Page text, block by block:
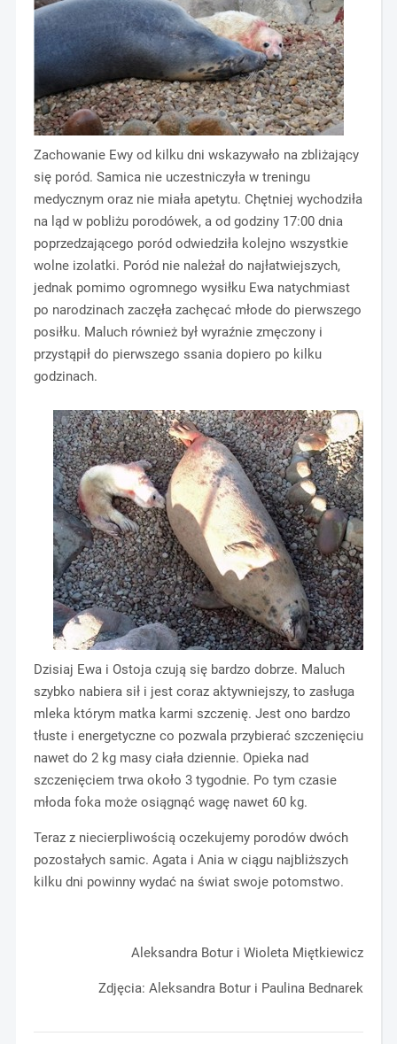
Zachowanie Ewy od kilku dni wskazywało na zbliżający
się poród. Samica nie uczestniczyła w treningu
medycznym oraz nie miała apetytu. Chętniej wychodziła
na ląd w pobliżu porodówek, a od godziny 17:00 dnia
poprzedzającego poród odwiedziła kolejno wszystkie
wolne izolatki. Poród nie należał do najłatwiejszych,
jednak pomimo ogromnego wysiłku Ewa natychmiast
po narodzinach zaczęła zachęcać młode do pierwszego
posiłku. Maluch również był wyraźnie zmęczony i
przystąpił do pierwszego ssania dopiero po kilku
godzinach.
Dzisiaj Ewa i Ostoja czują się bardzo dobrze. Maluch
szybko nabiera sił i jest coraz aktywniejszy, to zasługa
mleka którym matka karmi szczenię. Jest ono bardzo
tłuste i energetyczne co pozwala przybierać szczenięciu
nawet do 2 kg masy ciała dziennie. Opieka nad
szczenięciem trwa około 3 tygodnie. Po tym czasie
młoda foka może osiągnąć wagę nawet 60 kg.
Teraz z niecierpliwością oczekujemy porodów dwóch
pozostałych samic. Agata i Ania w ciągu najbliższych
kilku dni powinny wydać na świat swoje potomstwo.
Aleksandra Botur i Wioleta Miętkiewicz
Zdjęcia: Aleksandra Botur i Paulina Bednarek